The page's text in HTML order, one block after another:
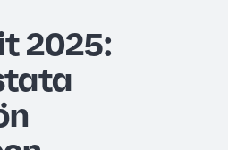
2025: